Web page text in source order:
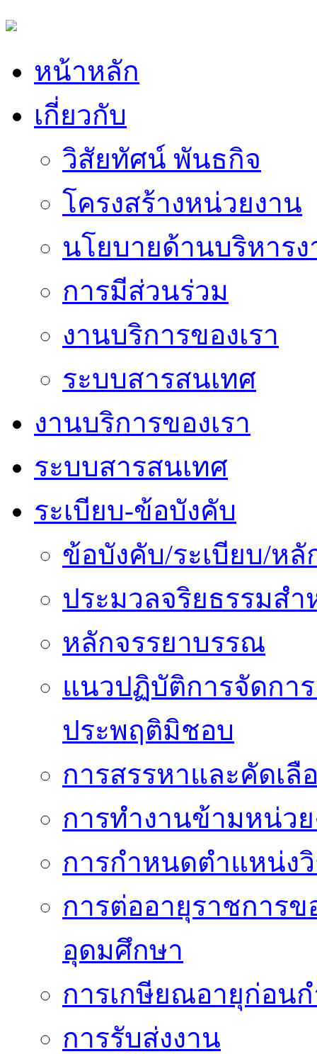
หน้าหลัก
เกี่ยวกับ
วิสัยทัศน์ พันธกิจ
โครงสร้างหน่วยงาน
นโยบายด้านบริหาร
การมีส่วนร่วม
งานบริการของเรา
ระบบสารสนเทศ
งานบริการของเรา
ระบบสารสนเทศ
ระเบียบ-ข้อบังคับ
ข้อบังคับ/ระเบียบ/ห
ประมวลจริยธรรมส
หลักจรรยาบรรณ
แนวปฏิบัติการจัดการ
ประพฤติมิชอบ
การสรรหาและคัดเลื
การทำงานข้ามหน่ว
การกำหนดตำแหน่ง
การต่ออายุราชการ
อุดมศึกษา
การเกษียณอายุก่อน
การรับส่งงาน